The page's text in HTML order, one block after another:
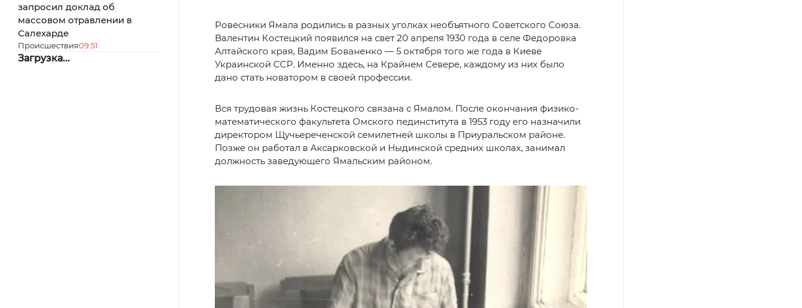
запросил доклад об
массовом отравлении в
Салехарде
Происшествия09:51
Загрузка...
Ровесники Ямала родились в разных уголках необъятного Советского Союза.
Валентин Костецкий появился на свет 20 апреля 1930 года в селе Федоровка
Алтайского края, Вадим Бованенко — 5 октября того же года в Киеве
Украинской ССР. Именно здесь, на Крайнем Севере, каждому из них было
дано стать новатором в своей профессии.
Вся трудовая жизнь Костецкого связана с Ямалом. После окончания физико-
математического факультета Омского пединститута в 1953 году его назначили
директором Щучьереченской семилетней школы в Приуральском районе.
Позже он работал в Аксарковской и Ныдинской средних школах, занимал
должность заведующего Ямальским районом.